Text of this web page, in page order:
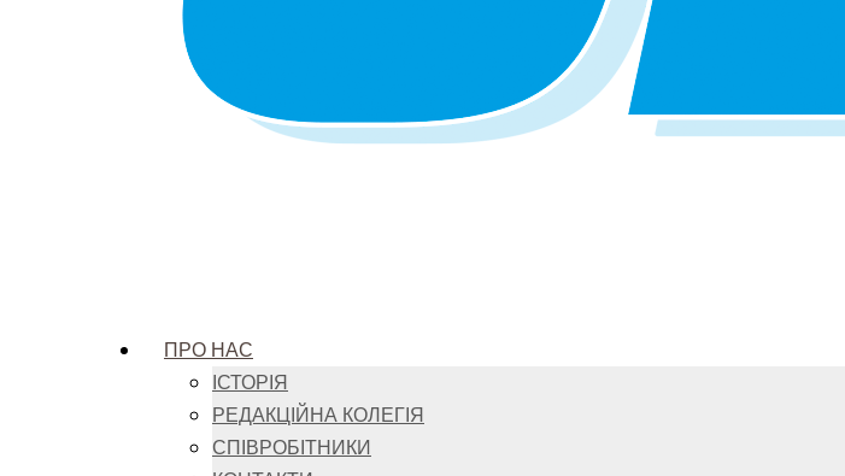
ПРО НАС
ІСТОРІЯ
РЕДАКЦІЙНА КОЛЕГІЯ
СПІВРОБІТНИКИ